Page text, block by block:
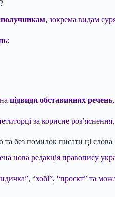
, зокрема видам
:
підвиди обставинних речень
за корисне
та без помилок писати ці
нова редакція правопису
“хобі”, “проєкт” та